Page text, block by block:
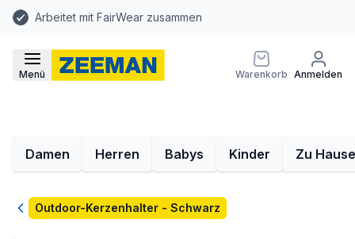
Arbeitet mit FairWear zusammen
Menü Warenkorb Anmelden
Damen Herren Babys Kinder Zu Hause
ZurückOutdoor-Kerzenhalter - Schwarz